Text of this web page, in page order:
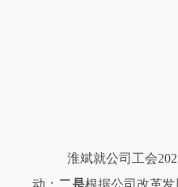
淮斌就公司工会
动；二是根据公司改革